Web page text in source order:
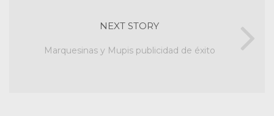
NEXT STORY
Marquesinas y Mupis publicidad de éxito